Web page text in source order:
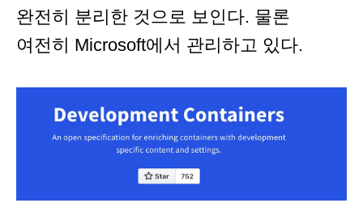
완전히 분리한 것으로 보인다. 물론
여전히 Microsoft에서 관리하고 있다.